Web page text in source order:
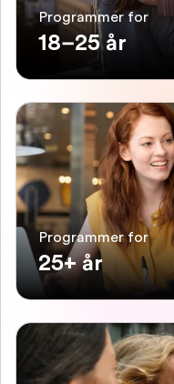
Programmer for
18–25 år
Programmer for
25+ år